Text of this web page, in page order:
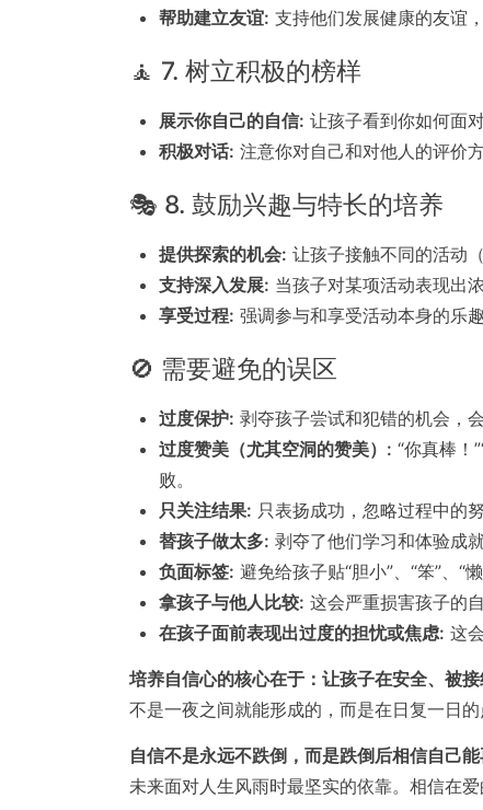
帮助建立友谊: 支持他们发展健康的友谊
🧘 7. 树立积极的榜样
展示你自己的自信: 让孩子看到你如何面
积极对话: 注意你对自己和对他人的评价
🎭 8. 鼓励兴趣与特长的培养
提供探索的机会: 让孩子接触不同的活动
支持深入发展: 当孩子对某项活动表现出
享受过程: 强调参与和享受活动本身的乐
🚫 需要避免的误区
过度保护: 剥夺孩子尝试和犯错的机会，
过度赞美（尤其空洞的赞美）: “你真棒！
败。
只关注结果: 只表扬成功，忽略过程中的
替孩子做太多: 剥夺了他们学习和体验成
负面标签: 避免给孩子贴“胆小”、“笨”、“
拿孩子与他人比较: 这会严重损害孩子的
在孩子面前表现出过度的担忧或焦虑: 这
培养自信心的核心在于：让孩子在安全、被
不是一夜之间就能形成的，而是在日复一日的
自信不是永远不跌倒，而是跌倒后相信自己
未来面对人生风雨时最坚实的依靠。相信在